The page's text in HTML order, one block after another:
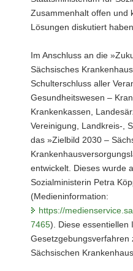
Zusammenhalt offen und
Lösungen diskutiert haben.
Im Anschluss an die
Sächsisches
Schulterschluss aller
Gesundheitswesen –
Krankenkassen,
Vereinigung, Landkreis-,
das »Zielbild 2030 –
entwickelt. Dieses wurde
Sozialministerin Petra
(Medieninformation:
https://
7465). Diese essentiellen
Gesetzgebungsverfahren
Sächsischen